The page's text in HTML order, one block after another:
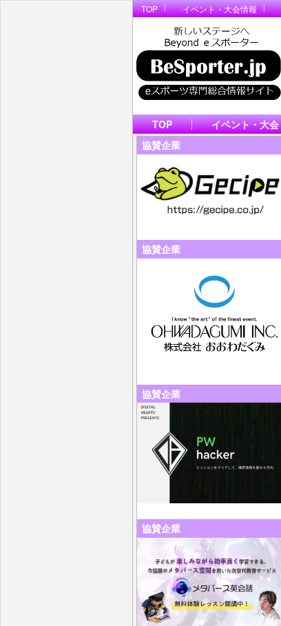
TOP イベント・大会情報
TOP イベント・大会
協賛企業
協賛企業
協賛企業
協賛企業